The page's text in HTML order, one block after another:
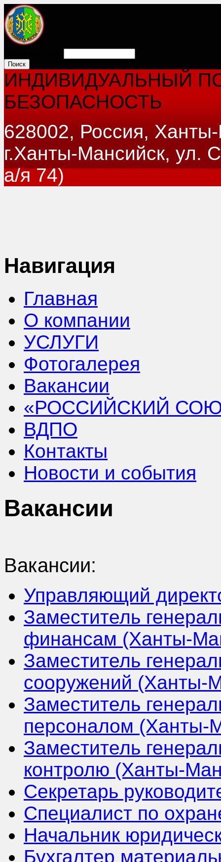
ИНДИВИДУАЛЬНЫЙ
БЕЗОПАСНОСТЬ
628002, Россия,
г.Ханты-Мансийск, ул.
а/я 74)
Навигация
Главная
О компании
УСЛУГИ
Фотогалерея
Вакансии
«РОССИЙСКИЙ
ВДПО
Контакты
Новости и события
Вакансии
Вакансии:
Управляющий
Заместитель
финансам (Ханты-
Заместитель
сооружений (Ханты-
Заместитель
персоналом (Ханты-
Заместитель
контролю (Ханты-
Секретарь
Специалист по
Начальник
Бухгалтер